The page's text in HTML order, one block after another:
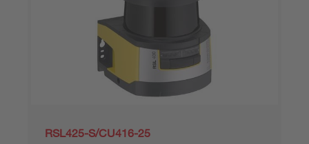
RSL425-S/CU416-25